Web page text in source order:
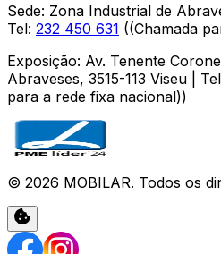
Sede: Zona Industrial de
Tel: 232 450 631 ((Chamada
Exposição: Av. Tenente
Abraveses, 3515-113 Viseu |
para a rede fixa nacional))
© 2026 MOBILAR. Todos os